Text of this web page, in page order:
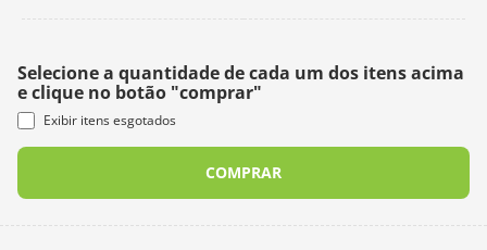
Selecione a quantidade de cada um dos itens acima
e clique no botão "comprar"
Exibir itens esgotados
COMPRAR